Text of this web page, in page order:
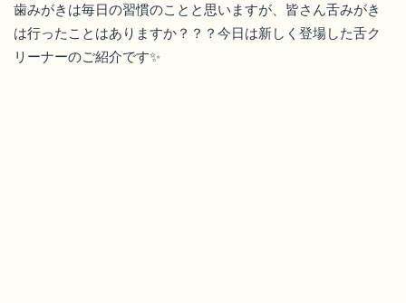
歯みがきは毎日の習慣のことと思いますが、皆さん舌みがき
は行ったことはありますか？？？今日は新しく登場した舌ク
リーナーのご紹介です✨